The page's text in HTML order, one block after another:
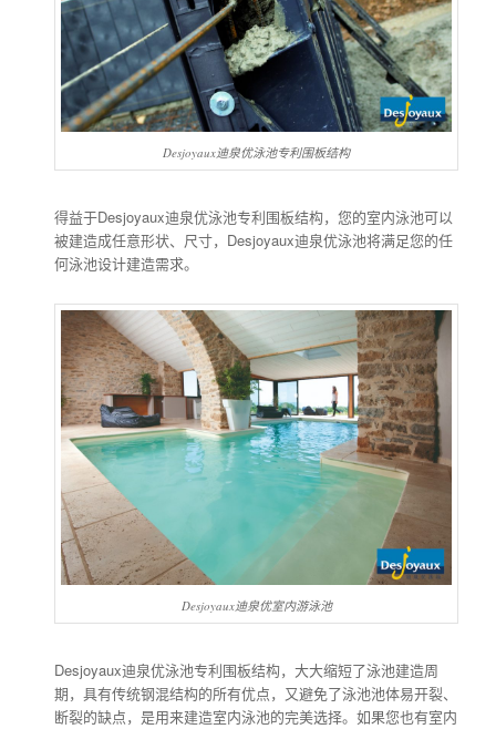
Desjoyaux迪泉优泳池专利围板结构
得益于Desjoyaux迪泉优泳池专利围板结构，您的室内泳池可以
被建造成任意形状、尺寸，Desjoyaux迪泉优泳池将满足您的任
何泳池设计建造需求。
Desjoyaux迪泉优室内游泳池
Desjoyaux迪泉优泳池专利围板结构，大大缩短了泳池建造周
期，具有传统钢混结构的所有优点，又避免了泳池池体易开裂、
断裂的缺点，是用来建造室内泳池的完美选择。如果您也有室内